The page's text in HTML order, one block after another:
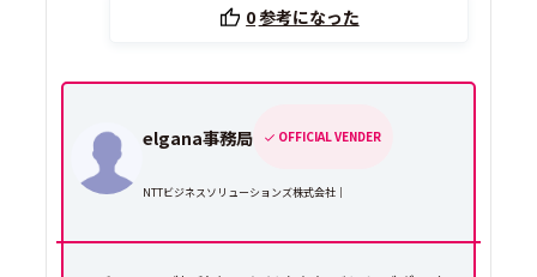
0参考になった
elgana事務局 OFFICIAL VENDER
NTTビジネスソリューションズ株式会社｜